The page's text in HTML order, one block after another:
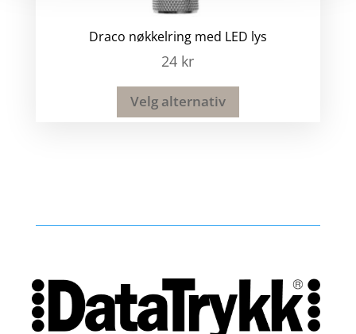
Draco nøkkelring med LED lys
24 kr
Velg alternativ